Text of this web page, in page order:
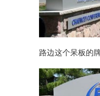
路边这个呆板的